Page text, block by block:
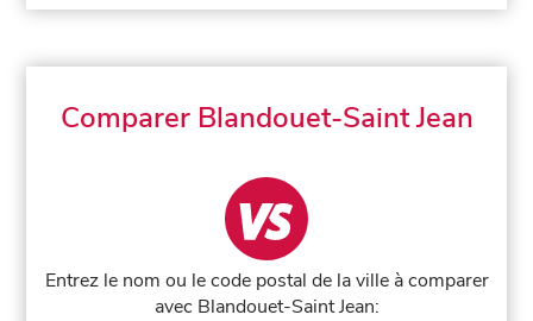
Comparer Blandouet-Saint Jean
Entrez le nom ou le code postal de la ville à comparer
avec Blandouet-Saint Jean: